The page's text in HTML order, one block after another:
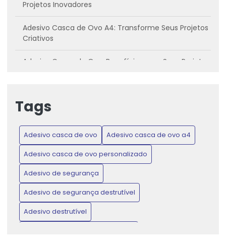
Projetos Inovadores
Adesivo Casca de Ovo A4: Transforme Seus Projetos
Criativos
Adesivo Casca de Ovo: Benefícios para Seus Projetos
como utilizar
Adesivo Casca de Ovo: Inovação para Projetos
Criativos e Práticos
Adesivo Casca de Ovo: Proteja Produtos e Ganhe
Confiança do Consumidor
Adesivo Casca de Ovo: Transforme Seus Projetos de
Artesanato e Decoração
Tags
Adesivo casca de ovo
Adesivo casca de ovo a4
Adesivo casca de ovo personalizado
Adesivo de segurança
Adesivo de segurança destrutível
Adesivo destrutível